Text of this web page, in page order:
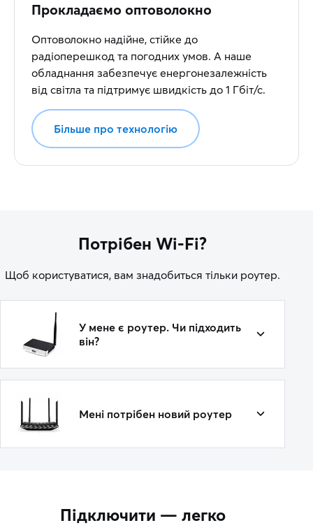
Прокладаємо оптоволокно
Оптоволокно надійне, стійке до
радіоперешкод та погодних умов. А наше
обладнання забезпечує енергонезалежність
від світла та підтримує швидкість до 1 Гбіт/с.
Більше про технологію
Потрібен Wi-Fi?
Щоб користуватися, вам знадобиться тільки роутер.
У мене є роутер. Чи підходить
він?
Мені потрібен новий роутер
Підключити — легко